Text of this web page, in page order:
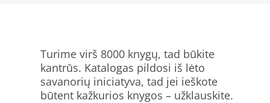
Turime virš 8000 knygų, tad būkite
kantrūs. Katalogas pildosi iš lėto
savanorių iniciatyva, tad jei ieškote
būtent kažkurios knygos – užklauskite.